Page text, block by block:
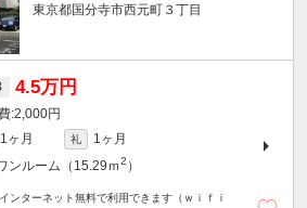
東京都国分寺市西元町３丁目
4.5万円
2,000円
1ヶ月 礼
1ヶ月
ンルーム（15.29ｍ2 ）
ターネット無料で利用できます（ｗｉｆｉ